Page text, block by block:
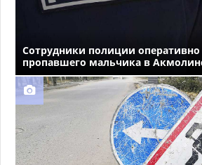
Сотрудники полиции
пропавшего мальчика в